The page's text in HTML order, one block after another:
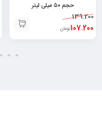
حجم ۵۰ میلی لیتر
۶۲۶۰۴۸۲۵۲۰۰۲۹139.200
107.200تومان